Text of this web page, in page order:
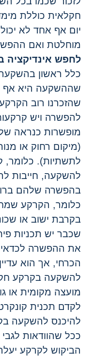
כוללת מימד
אף אחד לא יכול
ואם ההפשרה
אינדיקציה
ראשון בהשקעה
היא אף
רוב
ויש קרקעות
כנראה שלא
רחוק או מנותק
כלומר,
חייבות
שלהם ברור
הקרקע
ישוב או שכונה
יש תכניות
ההפשרה לכדאית.
אך הוא עדיין
בקרקע
מקומית או
תכנית
להשקעה
שהוודאות לגבי
לקרקע יעלה